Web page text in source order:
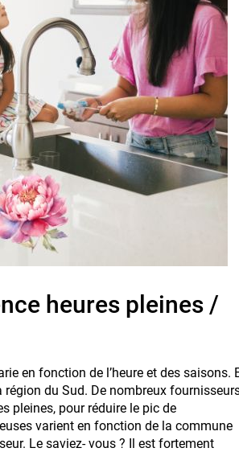
heures pleines /
en fonction de l’heure et des saisons.
du Sud. De nombreux
pleines, pour réduire le pic de
varient en fonction de la commune
Le saviez- vous ? Il est fortement